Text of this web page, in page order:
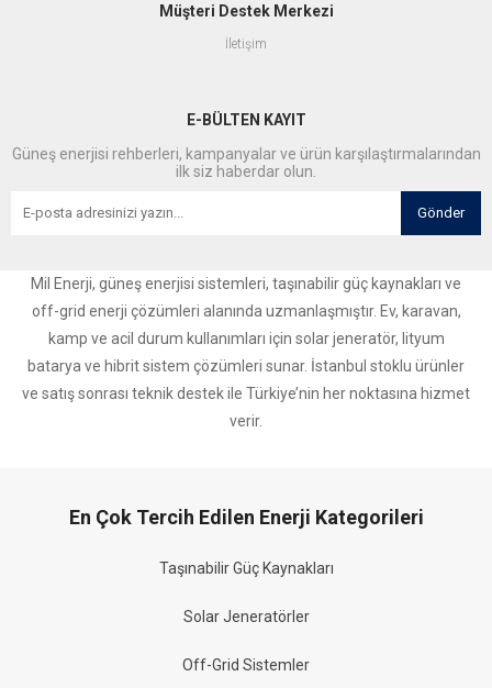
Müşteri Destek Merkezi
İletişim
E-BÜLTEN KAYIT
Güneş enerjisi rehberleri, kampanyalar ve ürün karşılaştırmalarından
ilk siz haberdar olun.
Gönder
Mil Enerji, güneş enerjisi sistemleri, taşınabilir güç kaynakları ve
off-grid enerji çözümleri alanında uzmanlaşmıştır. Ev, karavan,
kamp ve acil durum kullanımları için solar jeneratör, lityum
batarya ve hibrit sistem çözümleri sunar. İstanbul stoklu ürünler
ve satış sonrası teknik destek ile Türkiye’nin her noktasına hizmet
verir.
En Çok Tercih Edilen Enerji Kategorileri
Taşınabilir Güç Kaynakları
Solar Jeneratörler
Off-Grid Sistemler